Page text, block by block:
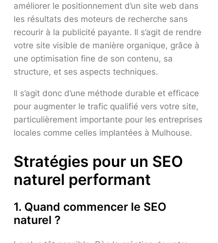
améliorer le positionnement d’un site web dans
les résultats des moteurs de recherche sans
recourir à la publicité payante. Il s’agit de rendre
votre site visible de manière organique, grâce à
une optimisation fine de son contenu, sa
structure, et ses aspects techniques.
Il s’agit donc d’une méthode durable et efficace
pour augmenter le trafic qualifié vers votre site,
particulièrement importante pour les entreprises
locales comme celles implantées à Mulhouse.
Stratégies pour un SEO
naturel performant
1. Quand commencer le SEO
naturel ?